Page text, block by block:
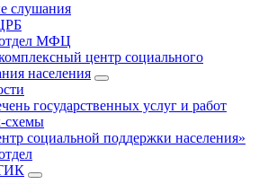
слушания
МФЦ
центр социального
населения
государственных услуг и работ
схемы
социальной поддержки населения»